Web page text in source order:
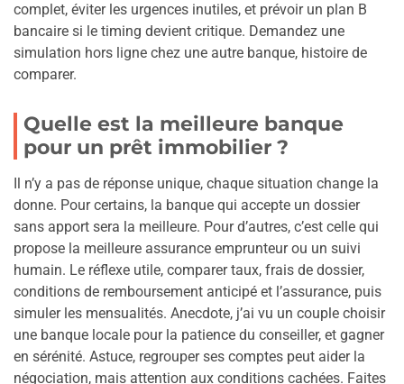
complet, éviter les urgences inutiles, et prévoir un plan B
bancaire si le timing devient critique. Demandez une
simulation hors ligne chez une autre banque, histoire de
comparer.
Quelle est la meilleure banque
pour un prêt immobilier ?
Il n’y a pas de réponse unique, chaque situation change la
donne. Pour certains, la banque qui accepte un dossier
sans apport sera la meilleure. Pour d’autres, c’est celle qui
propose la meilleure assurance emprunteur ou un suivi
humain. Le réflexe utile, comparer taux, frais de dossier,
conditions de remboursement anticipé et l’assurance, puis
simuler les mensualités. Anecdote, j’ai vu un couple choisir
une banque locale pour la patience du conseiller, et gagner
en sérénité. Astuce, regrouper ses comptes peut aider la
négociation, mais attention aux conditions cachées. Faites